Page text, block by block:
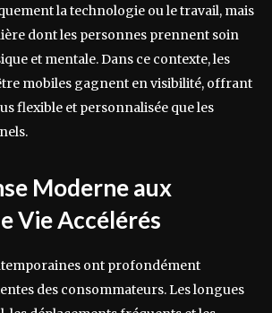
la technologie ou le travail, mais
dont les personnes prennent soin
et mentale. Dans ce contexte, les
mobiles gagnent en visibilité, offrant
flexible et personnalisée que les
Moderne aux
Vie Accélérés
ont profondément
des consommateurs. Les longues